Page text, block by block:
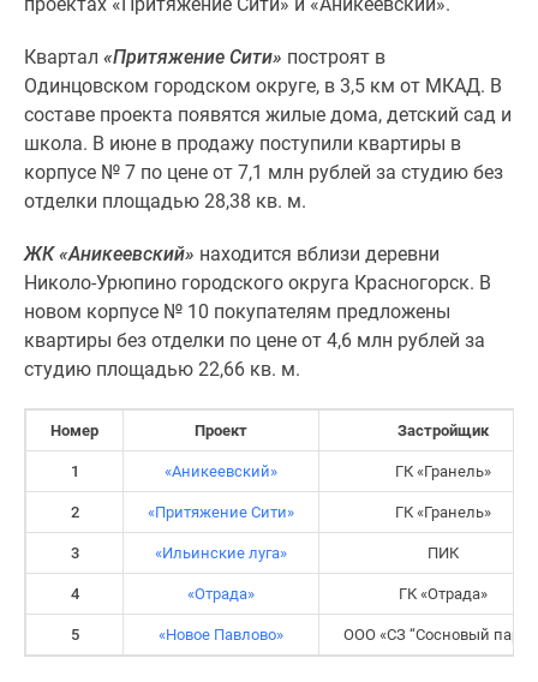
Квартал «Притяжение Сити» построят в
Одинцовском городском округе, в 3,5 км от МКАД. В
составе проекта появятся жилые дома, детский сад и
школа. В июне в продажу поступили квартиры в
корпусе № 7 по цене от 7,1 млн рублей за студию без
отделки площадью 28,38 кв. м.
ЖК «Аникеевский» находится вблизи деревни
Николо-Урюпино городского округа Красногорск. В
новом корпусе № 10 покупателям предложены
квартиры без отделки по цене от 4,6 млн рублей за
студию площадью 22,66 кв. м.
Номер Проект Застройщик
1 «Аникеевский» ГК «Гранель»
2 «Притяжение Сити» ГК «Гранель»
3 «Ильинские луга» ПИК
4 «Отрада» ГК «Отрада»
5 «Новое Павлово» ООО «СЗ “Сосновый